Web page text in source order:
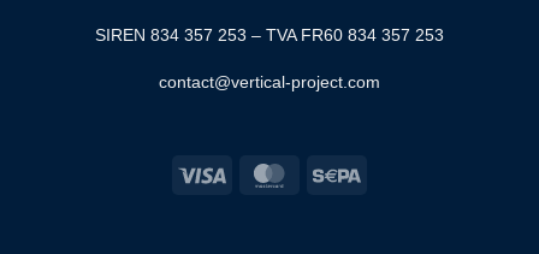
SIREN 834 357 253 – TVA FR60 834 357 253
contact@vertical-project.com
Visa MasterCard